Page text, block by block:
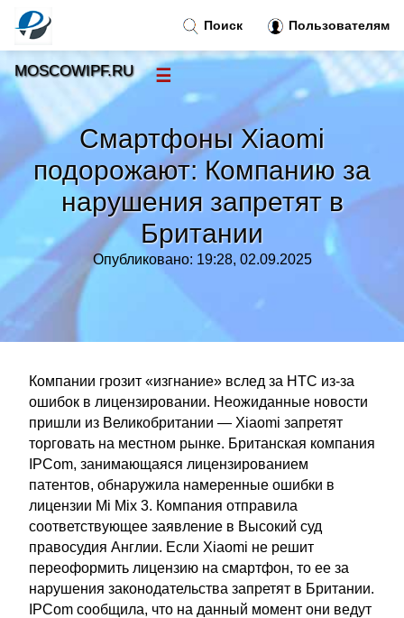
Смартфоны Xiaomi
подорожают: Компанию за
нарушения запретят в
Британии
Опубликовано: 19:28, 02.09.2025
Компании грозит «изгнание» вслед за HTC из-за
ошибок в лицензировании. Неожиданные новости
пришли из Великобритании — Xiaomi запретят
торговать на местном рынке. Британская компания
IPCom, занимающаяся лицензированием
патентов, обнаружила намеренные ошибки в
лицензии Mi Mix 3. Компания отправила
соответствующее заявление в Высокий суд
правосудия Англии. Если Xiaomi не решит
переоформить лицензию на смартфон, то ее за
нарушения законодательства запретят в Британии.
IPCom сообщила, что на данный момент они ведут
Поиск Пользователям
MOSCOWIPF.RU ☰
Тренды новостей»
Рубрики»
Правила »